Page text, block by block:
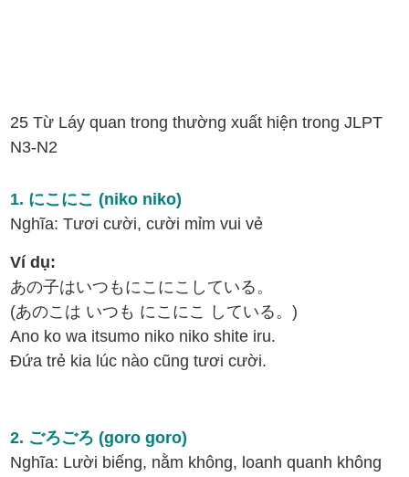
25 Từ Láy quan trong thường xuất hiện trong JLPT
N3-N2
1. にこにこ (niko niko)
Nghĩa: Tươi cười, cười mỉm vui vẻ
Ví dụ:
あの子はいつもにこにこしている。
(あのこは いつも にこにこ している。)
Ano ko wa itsumo niko niko shite iru.
Đứa trẻ kia lúc nào cũng tươi cười.
2. ごろごろ (goro goro)
Nghĩa: Lười biếng, nằm không, loanh quanh không